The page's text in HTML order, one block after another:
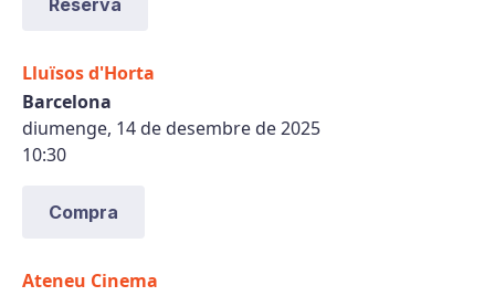
Reserva
Lluïsos d'Horta
Barcelona
diumenge, 14 de desembre de 2025
10:30
Compra
Ateneu Cinema